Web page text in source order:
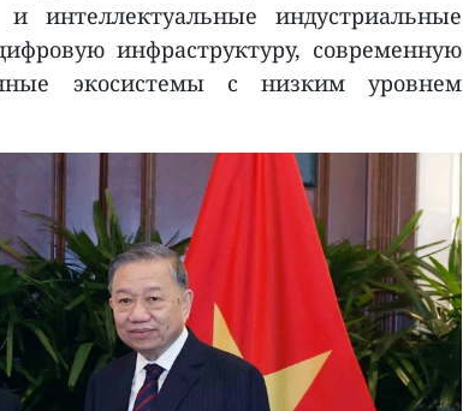
интеллектуальные индустриальные
инфраструктуру, современную
экосистемы с низким уровнем